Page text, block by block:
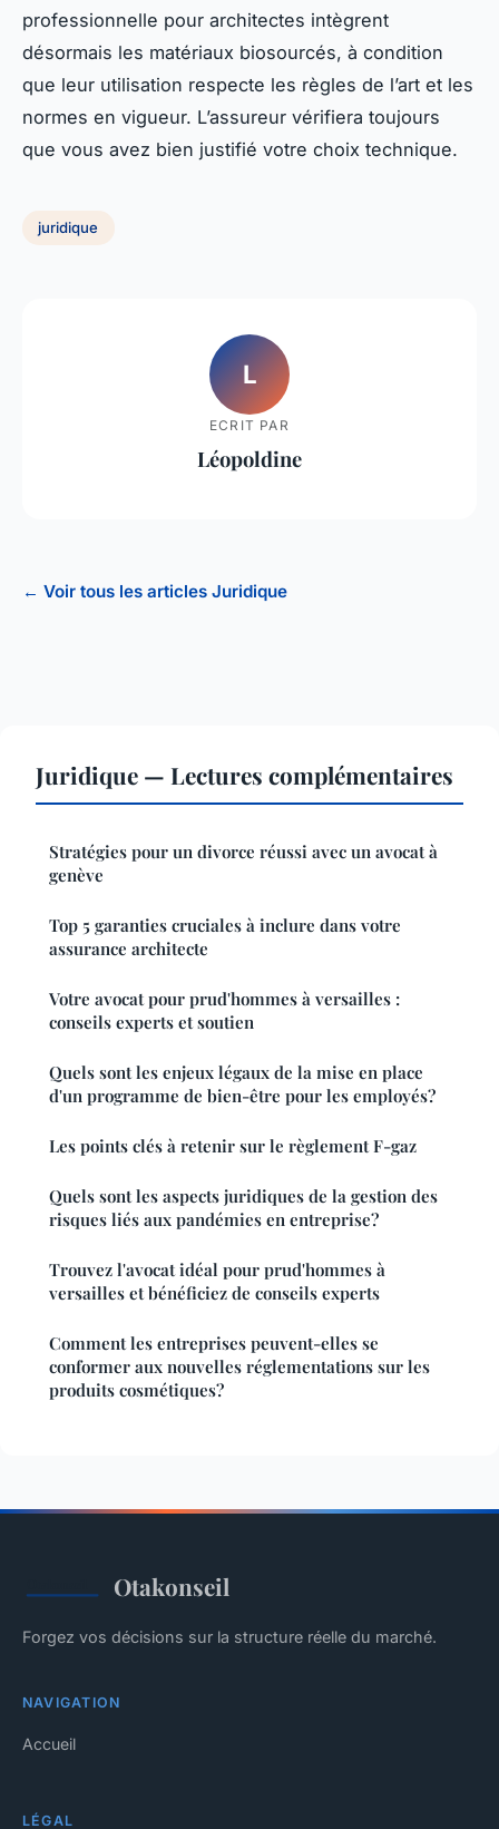
professionnelle pour architectes intègrent
désormais les matériaux biosourcés, à condition
que leur utilisation respecte les règles de l’art et les
normes en vigueur. L’assureur vérifiera toujours
que vous avez bien justifié votre choix technique.
juridique
L
ECRIT PAR
Léopoldine
← Voir tous les articles Juridique
Juridique — Lectures complémentaires
Stratégies pour un divorce réussi avec un avocat à
genève
Top 5 garanties cruciales à inclure dans votre
assurance architecte
Votre avocat pour prud'hommes à versailles :
conseils experts et soutien
Quels sont les enjeux légaux de la mise en place
d'un programme de bien-être pour les employés?
Les points clés à retenir sur le règlement F-gaz
Quels sont les aspects juridiques de la gestion des
risques liés aux pandémies en entreprise?
Trouvez l'avocat idéal pour prud'hommes à
versailles et bénéficiez de conseils experts
Comment les entreprises peuvent-elles se
conformer aux nouvelles réglementations sur les
produits cosmétiques?
Otakonseil
Forgez vos décisions sur la structure réelle du marché.
NAVIGATION
Accueil
LÉGAL